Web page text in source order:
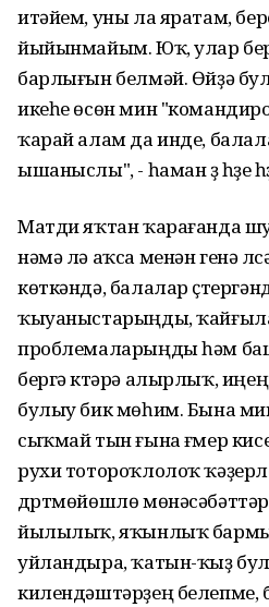
итәйем, уны ла яратам,
йыйынмайым. Юҡ, улар
барлығын белмәй. Өйҙә
икеһе өсөн мин
ҡарай алам да инде,
ышаныслы", - һаман үҙ һүҙе
Матди яҡтан ҡарағанда
нәмә лә аҡса менән генә
көткәндә, балалар
ҡыуаныстарыңды,
проблемаларыңды һәм
бергә күтәрә алырлыҡ,
булыу бик мөһим. Бына
сыҡмай тын ғына ғүмер
рухи тотороҡлолоҡ
дүртмөйөшлө
йылылыҡ, яҡынлыҡ
уйландыра, ҡатын-ҡыҙ
килендәштәрҙең белепме,